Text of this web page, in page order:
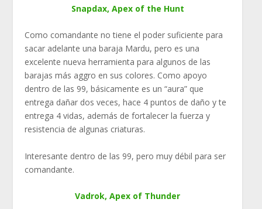
Snapdax, Apex of the Hunt
Como comandante no tiene el poder suficiente para
sacar adelante una baraja Mardu, pero es una
excelente nueva herramienta para algunos de las
barajas más aggro en sus colores. Como apoyo
dentro de las 99, básicamente es un “aura” que
entrega dañar dos veces, hace 4 puntos de daño y te
entrega 4 vidas, además de fortalecer la fuerza y
resistencia de algunas criaturas.
Interesante dentro de las 99, pero muy débil para ser
comandante.
Vadrok, Apex of Thunder